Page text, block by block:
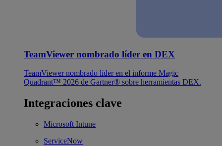
TeamViewer nombrado líder en DEX
TeamViewer nombrado líder en el informe Magic
Quadrant™ 2026 de Gartner® sobre herramientas DEX.
Integraciones clave
Microsoft Intune
ServiceNow